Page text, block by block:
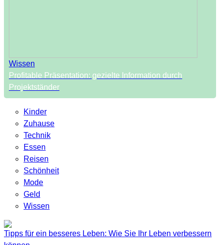
Wissen
Profitable Präsentation: gezielte Information durch
Projektständer
Kinder
Zuhause
Technik
Essen
Reisen
Schönheit
Mode
Geld
Wissen
Tipps für ein besseres Leben: Wie Sie Ihr Leben verbessern